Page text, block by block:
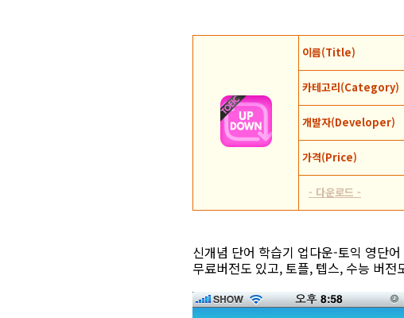
이름(Title)
카테고리(Category)
개발자(Developer)
가격(Price)
- 다운로드 -
신개념 단어 학습기 업다운-토익 영단
무료버전도 있고, 토플, 텝스, 수능 버전